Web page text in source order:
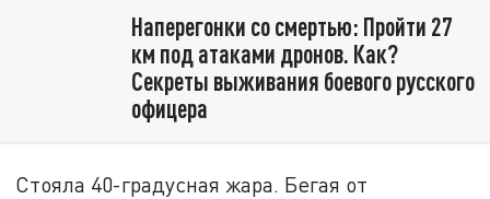
Наперегонки со смертью: Пройти 27
км под атаками дронов. Как?
Секреты выживания боевого русского
офицера
Стояла 40-градусная жара. Бегая от